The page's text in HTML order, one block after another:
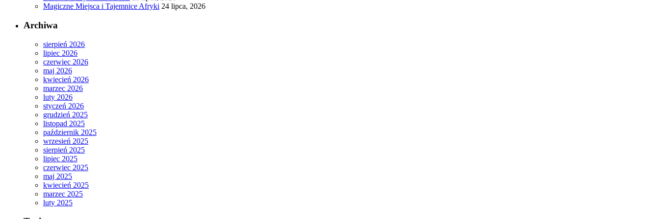
Magiczne Miejsca i Tajemnice Afryki 24 lipca, 2026
Archiwa
sierpień 2026
lipiec 2026
czerwiec 2026
maj 2026
kwiecień 2026
marzec 2026
luty 2026
styczeń 2026
grudzień 2025
listopad 2025
październik 2025
wrzesień 2025
sierpień 2025
lipiec 2025
czerwiec 2025
maj 2025
kwiecień 2025
marzec 2025
luty 2025